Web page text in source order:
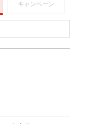
キャンペーン